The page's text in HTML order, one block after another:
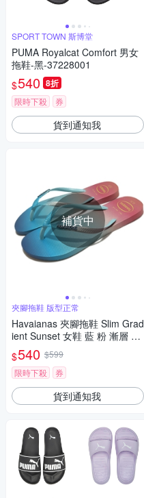
SPORT TOWN 斯博堂
PUMA Royalcat Comfort 男女
拖鞋-黑-37228001
$540 8折
限時下殺 券
貨到通知我
補貨中
夾腳拖鞋 版型正常
Havaianas 夾腳拖鞋 Slim Grad
ient Sunset 女鞋 藍 粉 漸層 沙
灘 人字拖鞋 哈瓦仕 41469080
001W
$540 $599
限時下殺
券
貨到通知我